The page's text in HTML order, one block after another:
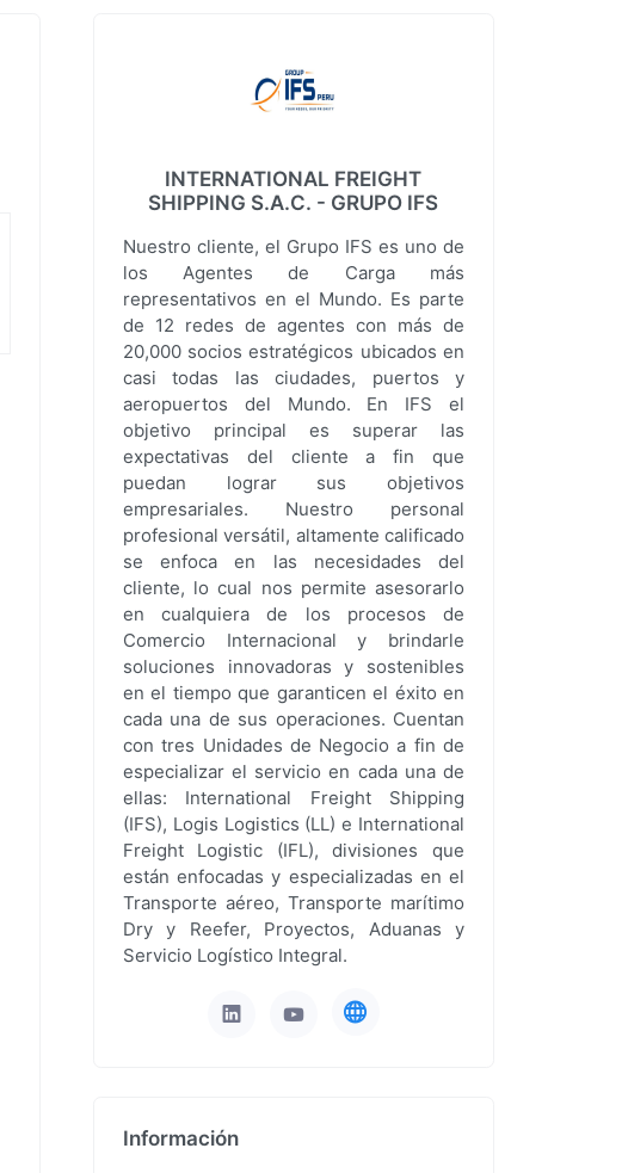
INTERNATIONAL FREIGHT
SHIPPING S.A.C. - GRUPO IFS
Nuestro cliente, el Grupo IFS es uno de
los Agentes de Carga más
representativos en el Mundo. Es parte
de 12 redes de agentes con más de
20,000 socios estratégicos ubicados en
casi todas las ciudades, puertos y
aeropuertos del Mundo. En IFS el
objetivo principal es superar las
expectativas del cliente a fin que
puedan lograr sus objetivos
empresariales. Nuestro personal
profesional versátil, altamente calificado
se enfoca en las necesidades del
cliente, lo cual nos permite asesorarlo
en cualquiera de los procesos de
Comercio Internacional y brindarle
soluciones innovadoras y sostenibles
en el tiempo que garanticen el éxito en
cada una de sus operaciones. Cuentan
con tres Unidades de Negocio a fin de
especializar el servicio en cada una de
ellas: International Freight Shipping
(IFS), Logis Logistics (LL) e International
Freight Logistic (IFL), divisiones que
están enfocadas y especializadas en el
Transporte aéreo, Transporte marítimo
Dry y Reefer, Proyectos, Aduanas y
Servicio Logístico Integral.
Información